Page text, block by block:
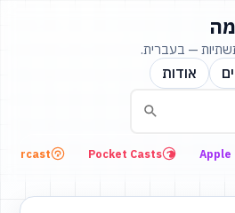
— בעברית.
אודות
Apple
Pocket Casts